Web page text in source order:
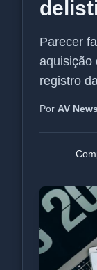
Parecer
aquisição
registro
Por AV News